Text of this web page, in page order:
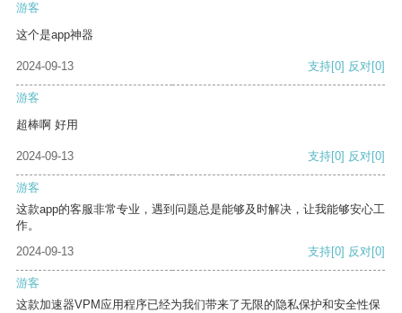
游客
这个是app神器
2024-09-13 支持[0] 反对[0]
游客
超棒啊 好用
2024-09-13 支持[0] 反对[0]
游客
这款app的客服非常专业，遇到问题总是能够及时解决，让我能够安心工
作。
2024-09-13
支持[0] 反对[0]
游客
这款加速器VPM应用程序已经为我们带来了无限的隐私保护和安全性保